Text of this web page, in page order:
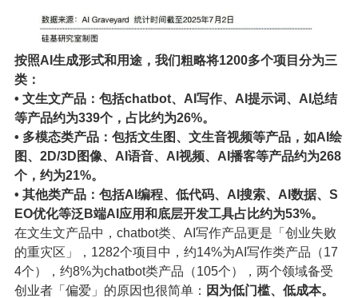
按照AI生成形式和用途，我们粗略将1200多个项目分为三
类：
• 文生文产品：包括chatbot、AI写作、AI提示词、AI总结
等产品约为339个，占比约为26%。
• 多模态类产品：包括文生图、文生音视频等产品，如AI绘
图、2D/3D图像、AI语音、AI视频、AI播客等产品约为268
个，约为21%。
• 其他类产品：包括AI编程、低代码、AI搜索、AI数据、S
EO优化等泛B端AI应用和底层开发工具占比约为53%。
在文生文产品中，chatbot类、AI写作产品更是「创业失败
的重灾区」，1282个项目中，约14%为AI写作类产品（17
4个），约8%为chatbot类产品（105个），两个领域备受
创业者「偏爱」的原因也很简单： 因为低门槛、低成本。